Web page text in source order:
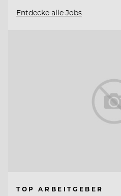
Entdecke alle Jobs
TOP ARBEITGEBER